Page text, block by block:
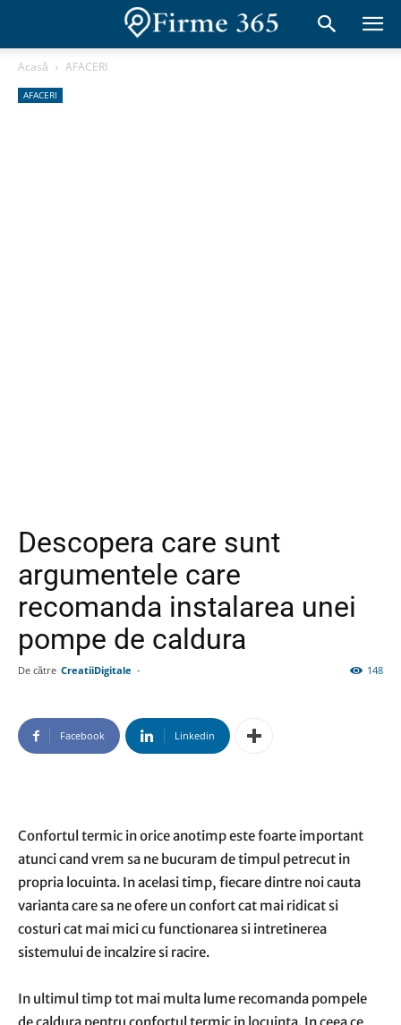
Acasă AFACERI
AFACERI
Descopera care sunt
argumentele care
recomanda instalarea unei
pompe de caldura
De către CreatiiDigitale - 148
Facebook Linkedin
Confortul termic in orice anotimp este foarte important
atunci cand vrem sa ne bucuram de timpul petrecut in
propria locuinta. In acelasi timp, fiecare dintre noi cauta
varianta care sa ne ofere un confort cat mai ridicat si
costuri cat mai mici cu functionarea si intretinerea
sistemului de incalzire si racire.
In ultimul timp tot mai multa lume recomanda pompele